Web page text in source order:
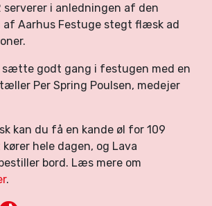
serverer i anledningen af den
af Aarhus Festuge stegt flæsk ad
sætte godt gang i festugen med en
Per Spring Poulsen, medejer
kan du få en kande øl for 109
hele dagen, og Lava
bord. Læs mere om
.